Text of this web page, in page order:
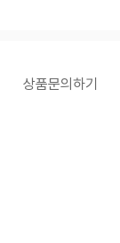
상품문의하기